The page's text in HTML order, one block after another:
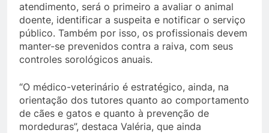
atendimento, será o primeiro a avaliar o animal
doente, identificar a suspeita e notificar o serviço
público. Também por isso, os profissionais devem
manter-se prevenidos contra a raiva, com seus
controles sorológicos anuais.
“O médico-veterinário é estratégico, ainda, na
orientação dos tutores quanto ao comportamento
de cães e gatos e quanto à prevenção de
mordeduras”, destaca Valéria, que ainda